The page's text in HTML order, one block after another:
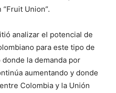
Union”.
analizar el potencial de
para este tipo de
la demanda por
aumentando y donde
Colombia y la Unión